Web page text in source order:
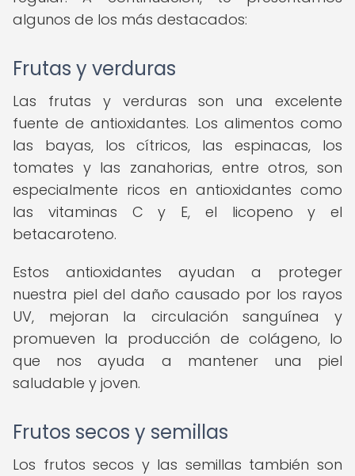
algunos de los más destacados:
Frutas y verduras
Las frutas y verduras son una excelente
fuente de antioxidantes. Los alimentos como
las bayas, los cítricos, las espinacas, los
tomates y las zanahorias, entre otros, son
especialmente ricos en antioxidantes como
las vitaminas C y E, el licopeno y el
betacaroteno.
Estos antioxidantes ayudan a proteger
nuestra piel del daño causado por los rayos
UV, mejoran la circulación sanguínea y
promueven la producción de colágeno, lo
que nos ayuda a mantener una piel
saludable y joven.
Frutos secos y semillas
Los frutos secos y las semillas también son